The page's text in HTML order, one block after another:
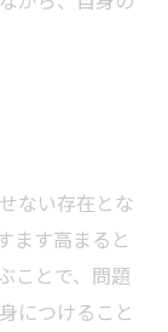
ない存在とな
ます高まると
ことで、問題
につけること